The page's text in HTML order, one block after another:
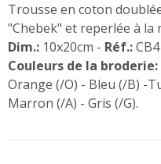
Trousse en coton
"Chebek" et reperlée à la
Dim.: 10x20cm - Réf.:CB4
Couleurs de la broderie:
Orange (/O) - Bleu (/B) -
Marron (/A) - Gris (/G).